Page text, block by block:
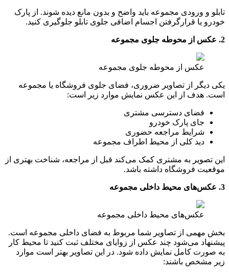
تابلو و ورودی مجموعه باید واضح و بدون مانع دیده شوند. از پارک
خودرو یا قرارگرفتن اجسام اضافی جلوی تابلو جلوگیری کنید.
2. عکس از محوطه جلوی مجموعه
عکس از محوطه جلوی مجموعه
یکی دیگر از تصاویر ضروری، فضای جلوی فروشگاه یا مجموعه
است. هدف از این عکس نمایش موارد زیر است:
فضای دسترسی مشتری
جای پارک خودرو
شرایط مراجعه حضوری
دید کلی از محیط اطراف مجموعه
این تصویر به مشتری کمک می‌کند قبل از مراجعه، شناخت بهتری از
موقعیت فروشگاه داشته باشد.
3. عکس‌های محیط داخلی مجموعه
عکس‌های محیط داخلی مجموعه
بخش مهمی از تصاویر شما مربوط به فضای داخلی مجموعه است.
پیشنهاد می‌شود چند عکس از زوایای مختلف ثبت کنید تا محیط کار
به‌ صورت کامل نمایش داده شود. در این تصاویر بهتر است موارد
زیر مشخص باشند: